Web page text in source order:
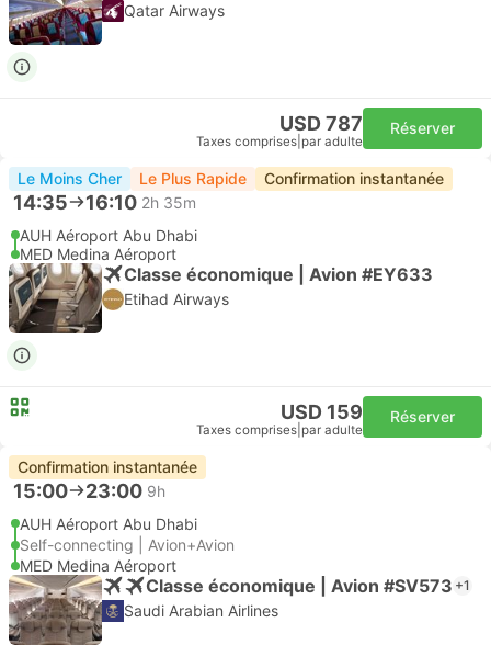
Qatar Airways
USD 787
Taxes comprises par adulte
Réserver
Le Moins Cher Le Plus Rapide Confirmation instantanée
14:35 16:10 2h 35m
AUH Aéroport Abu Dhabi
MED Medina Aéroport
Classe économique | Avion #EY633
Etihad Airways
USD 159
Taxes comprises par adulte
Réserver
Confirmation instantanée
15:00 23:00 9h
AUH Aéroport Abu Dhabi
Self-connecting | Avion+Avion
MED Medina Aéroport
Classe économique | Avion #SV573 +1
Saudi Arabian Airlines